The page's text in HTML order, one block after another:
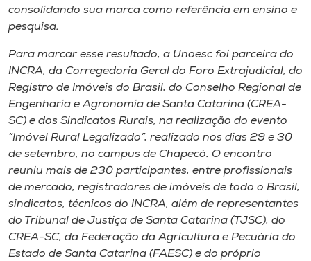
Museu
Unoesc
Store
Selecione
o idioma
A+
A-
consolidando sua marca como referência em ensino e
pesquisa.
Para marcar esse resultado, a Unoesc foi parceira do
INCRA, da Corregedoria Geral do Foro Extrajudicial, do
Registro de Imóveis do Brasil, do Conselho Regional de
Engenharia e Agronomia de Santa Catarina (CREA-
SC) e dos Sindicatos Rurais, na realização do evento
“Imóvel Rural Legalizado”, realizado nos dias 29 e 30
de setembro, no campus de Chapecó. O encontro
reuniu mais de 230 participantes, entre profissionais
de mercado, registradores de imóveis de todo o Brasil,
sindicatos, técnicos do INCRA, além de representantes
do Tribunal de Justiça de Santa Catarina (TJSC), do
CREA-SC, da Federação da Agricultura e Pecuária do
Estado de Santa Catarina (FAESC) e do próprio